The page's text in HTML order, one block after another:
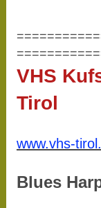
VHS
Tirol
www.vhs-
Blues